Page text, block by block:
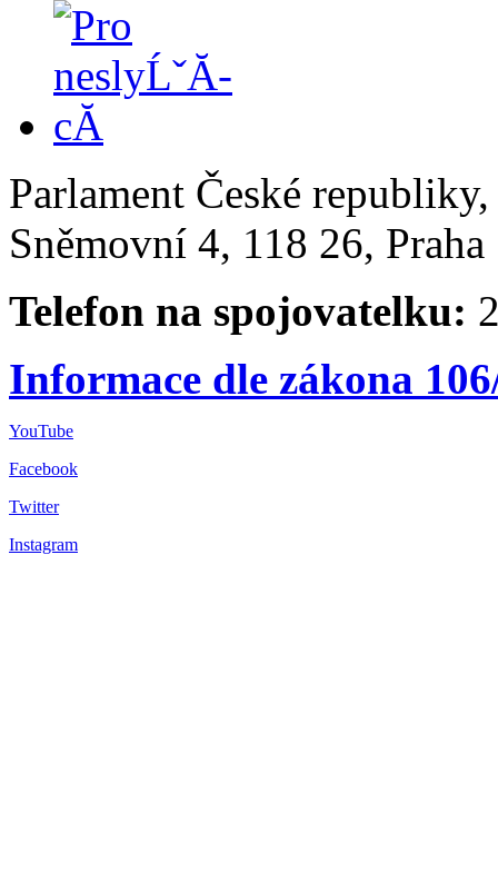
Parlament České
Sněmovní 4, 118 26,
Telefon na spojovatelku:
Informace dle zákona
YouTube
Facebook
Twitter
Instagram